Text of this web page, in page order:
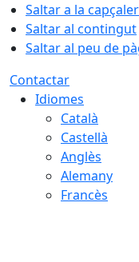
Saltar a la
Saltar al contingut
Saltar al peu de
Contactar
Idiomes
Català
Castellà
Anglès
Alemany
Francès